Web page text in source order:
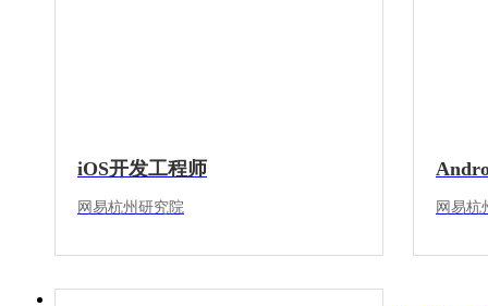
iOS开发工程师
网易杭州研究院 网易杭